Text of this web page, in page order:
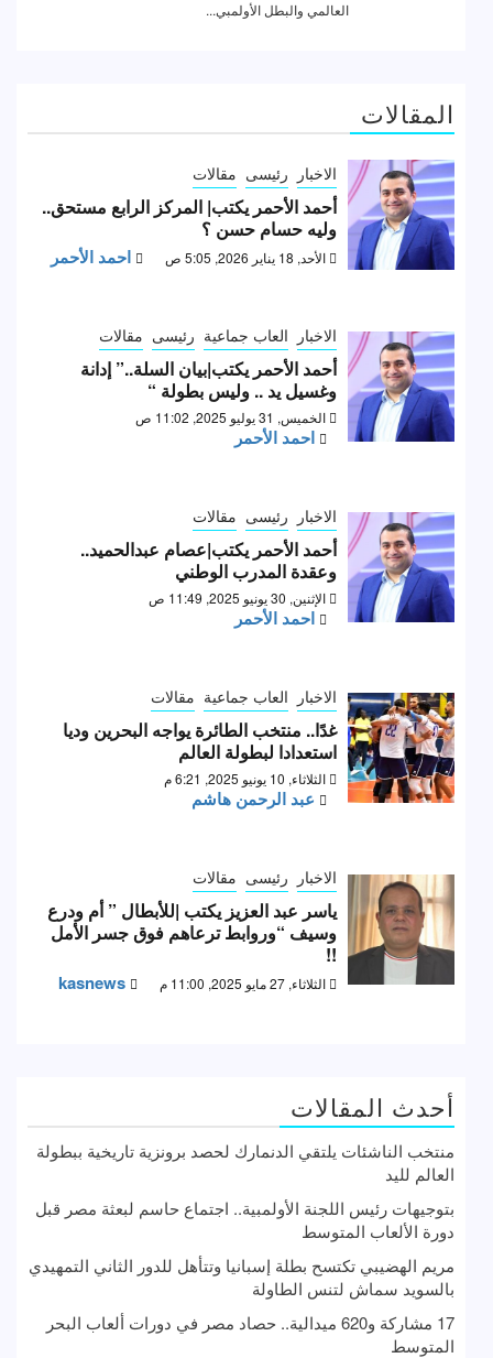
المقالات
الاخبار رئيسى مقالات
أحمد الأحمر يكتب| المركز الرابع مستحق..
وليه حسام حسن ؟
الأحد, 18 يناير 2026, 5:05 ص احمد الأحمر
الاخبار العاب جماعية رئيسى مقالات
أحمد الأحمر يكتب|بيان السلة..” إدانة
وغسيل يد .. وليس بطولة “
الخميس, 31 يوليو 2025, 11:02 ص
احمد الأحمر
الاخبار رئيسى مقالات
أحمد الأحمر يكتب|عصام عبدالحميد..
وعقدة المدرب الوطني
الإثنين, 30 يونيو 2025, 11:49 ص
احمد الأحمر
الاخبار العاب جماعية مقالات
غدًا.. منتخب الطائرة يواجه البحرين وديا
استعدادا لبطولة العالم
الثلاثاء, 10 يونيو 2025, 6:21 م
عبد الرحمن هاشم
الاخبار رئيسى مقالات
ياسر عبد العزيز يكتب |للأبطال ” أم ودرع
وسيف “وروابط ترعاهم فوق جسر الأمل
!!
الثلاثاء, 27 مايو 2025, 11:00 م kasnews
أحدث المقالات
منتخب الناشئات يلتقي الدنمارك لحصد برونزية تاريخية ببطولة
العالم لليد
بتوجيهات رئيس اللجنة الأولمبية.. اجتماع حاسم لبعثة مصر قبل
دورة الألعاب المتوسط
مريم الهضيبي تكتسح بطلة إسبانيا وتتأهل للدور الثاني التمهيدي
بالسويد سماش لتنس الطاولة
17 مشاركة و620 ميدالية.. حصاد مصر في دورات ألعاب البحر
المتوسط